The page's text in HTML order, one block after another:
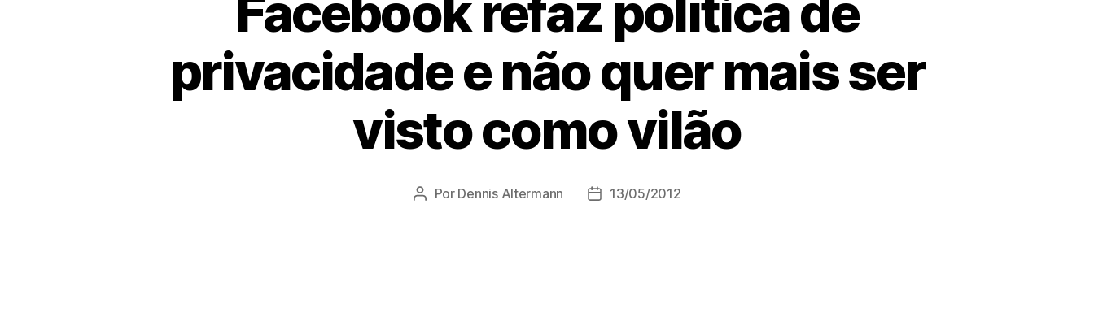
Facebook refaz política de
privacidade e não quer mais ser
visto como vilão
Autor
Por Dennis Altermann
Data13/05/2012